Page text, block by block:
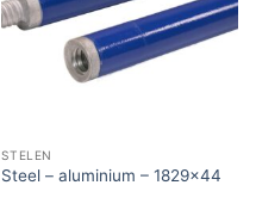
STELEN
Steel – aluminium – 1829×44